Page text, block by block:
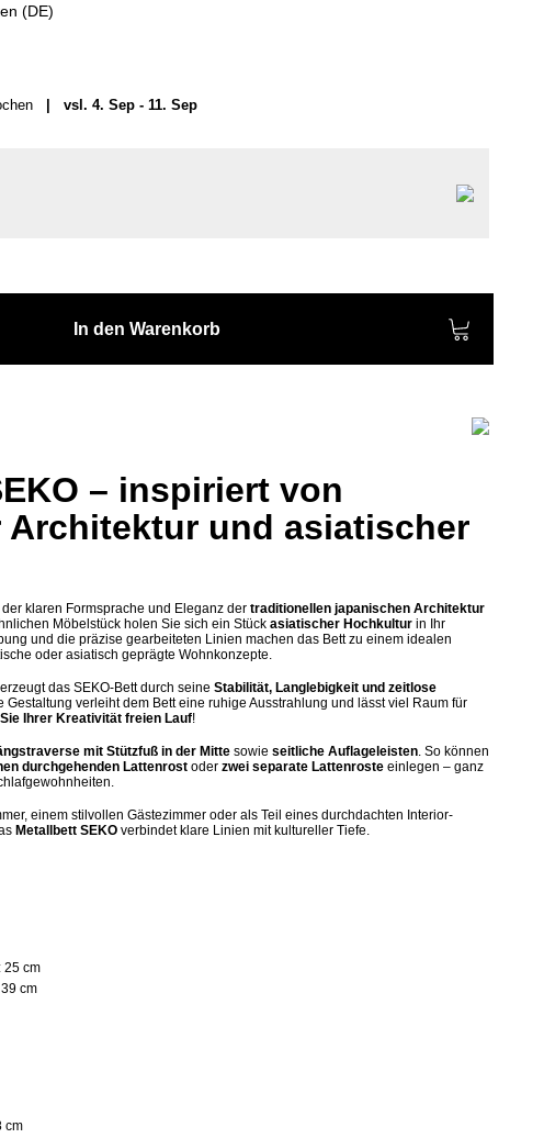
(DE)
| vsl. 4. Sep - 11. Sep
In den Warenkorb
– inspiriert von
Architektur und asiatischer
klaren Formsprache und Eleganz der traditionellen japanischen Architektur
Möbelstück holen Sie sich ein Stück asiatischer Hochkultur in Ihr
und die präzise gearbeiteten Linien machen das Bett zu einem idealen
oder asiatisch geprägte Wohnkonzepte.
das SEKO-Bett durch seine Stabilität, Langlebigkeit und zeitlose
Gestaltung verleiht dem Bett eine ruhige Ausstrahlung und lässt viel Raum für
Ihrer Kreativität freien Lauf!
mit Stützfuß in der Mitte sowie seitliche Auflageleisten. So können
durchgehenden Lattenrost oder zwei separate Lattenroste einlegen – ganz
einem stilvollen Gästezimmer oder als Teil eines durchdachten Interior-
Metallbett SEKO verbindet klare Linien mit kultureller Tiefe.
25 cm
39 cm
cm